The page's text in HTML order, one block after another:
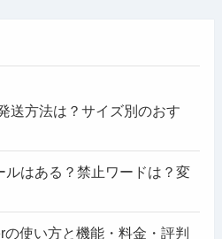
送方法は？サイズ別のおす
はある？禁止ワードは？変
使い方と機能・料金・評判